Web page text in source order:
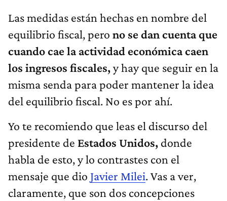
Las medidas están hechas en nombre del
equilibrio fiscal, pero no se dan cuenta que
cuando cae la actividad económica caen
los ingresos fiscales,y hay que seguir en la
misma senda para poder mantener la idea
del equilibrio fiscal. No es por ahí.
Yo te recomiendo que leas el discurso del
presidente de Estados Unidos, donde
habla de esto, y lo contrastes con el
mensaje que dio Javier Milei. Vas a ver,
claramente, que son dos concepciones